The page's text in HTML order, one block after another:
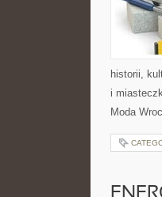
historii,
i
Moda